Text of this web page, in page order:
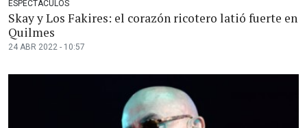
ESPECTÁCULOS
Skay y Los Fakires: el corazón ricotero latió fuerte en
Quilmes
24 ABR 2022 - 10:57